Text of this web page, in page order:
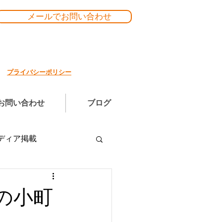
メールでお問い合わせ
プライバシーポリシー
問い合わせ ブログ
ィア掲載
小町